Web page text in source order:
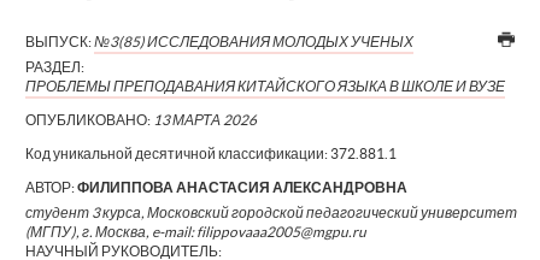
ВЫПУСК:№3(85) ИССЛЕДОВАНИЯ МОЛОДЫХ УЧЕНЫХ
РАЗДЕЛ:
ПРОБЛЕМЫ ПРЕПОДАВАНИЯ КИТАЙСКОГО ЯЗЫКА В ШКОЛЕ И ВУЗЕ
ОПУБЛИКОВАНО: 13 МАРТА 2026
Код уникальной десятичной классификации: 372.881.1
АВТОР:ФИЛИППОВА АНАСТАСИЯ АЛЕКСАНДРОВНА
студент 3 курса, Московский городской педагогический университет
(МГПУ), г. Москва, e-mail: filippovaaa2005@mgpu.ru
НАУЧНЫЙ РУКОВОДИТЕЛЬ: